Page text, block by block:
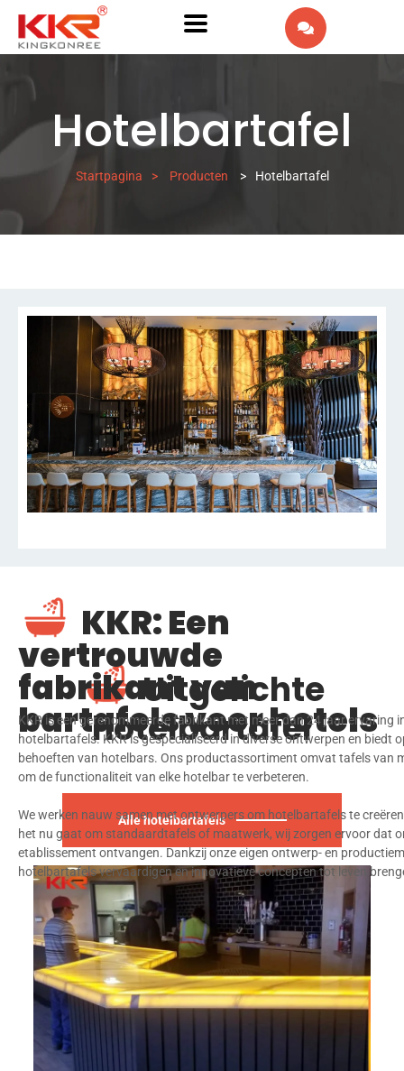
IW
IT
RU
Hotelbartafel
Startpagina > Producten > Hotelbartafel
KKR: Een
vertrouwde
fabrikant van
bartafels voor hotels
KKR is een gerenommeerde fabrikant met meer dan 24 jaar ervaring
hotelbartafels. KKR is gespecialiseerd in diverse ontwerpen en biedt
behoeften van hotelbars. Ons productassortiment omvat tafels van
om de functionaliteit van elke hotelbar te verbeteren.
We werken nauw samen met ontwerpers om hotelbartafels te
het nu gaat om standaardtafels of maatwerk, wij zorgen ervoor dat
etablissement ontvangen. Dankzij onze eigen ontwerp- en
hotelbartafels vervaardigen en innovatieve concepten tot leven
Uitgelichte
hotelbartafel
Alle hotelbartafels